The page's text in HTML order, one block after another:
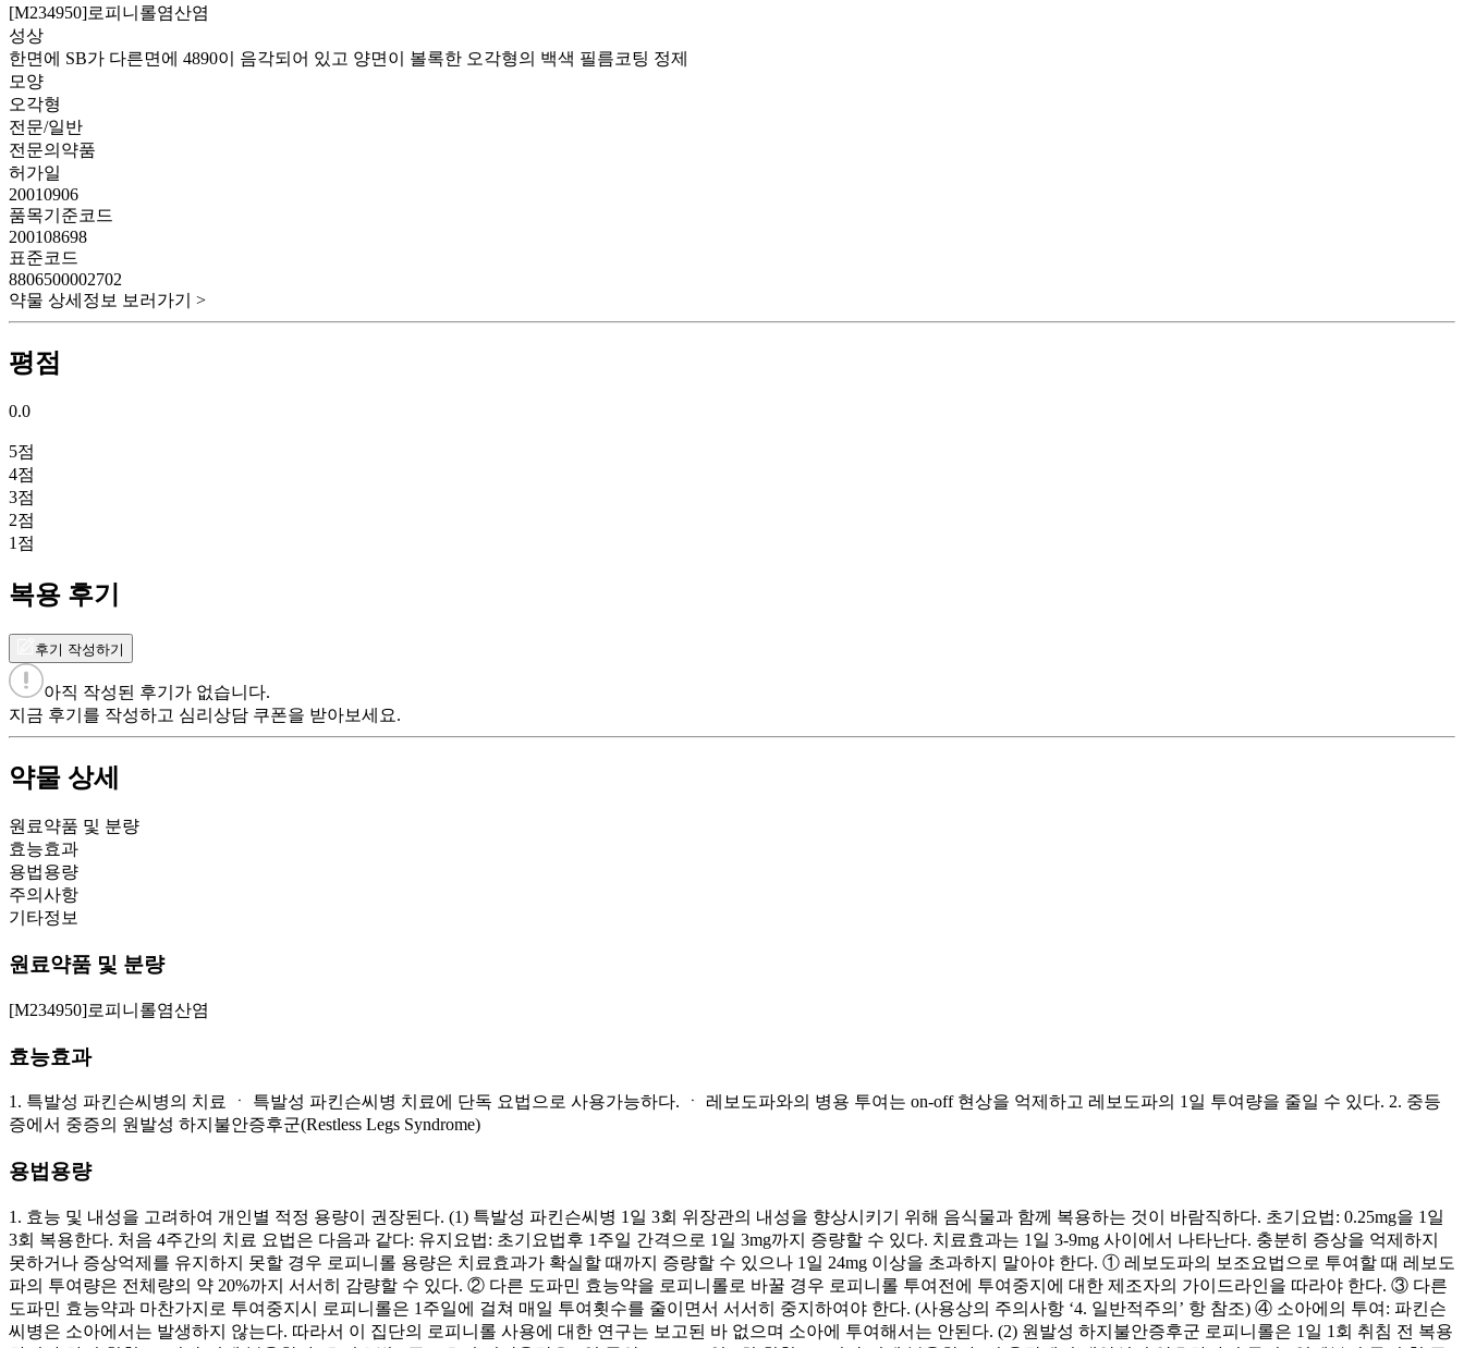
[M234950]로피니롤염산염
성상
한면에 SB가 다른면에 4890이 음각되어 있고 양면이 볼록한 오각형의 백색 필름코팅 정제
모양
오각형
전문/일반
전문의약품
허가일
20010906
품목기준코드
200108698
표준코드
8806500002702
약물 상세정보 보러가기 >
평점
0.0
5점
4점
3점
2점
1 점
복용 후기
후기 작성하기
아직 작성된 후기가 없습니다.
지금 후기를 작성하고 심리상담 쿠폰을 받아보세요.
약물 상세
원료약품 및 분량
효능효과
용법용량
주의사항
기타정보
원료약품 및 분량
[M234950]로피니롤염산염
효능효과
1. 특발성 파킨슨씨병의 치료 ㆍ 특발성 파킨슨씨병 치료에 단독 요법으로 사용가능하다. ㆍ 레보도파와의 병용 투여는 on-off 현상을 억제하고 레보도파의 1일 투여량을 줄일 수 있다. 2. 중등
증에서 중증의 원발성 하지불안증후군(Restless Legs Syndrome)
용법용량
1. 효능 및 내성을 고려하여 개인별 적정 용량이 권장된다. (1) 특발성 파킨슨씨병 1일 3회 위장관의 내성을 향상시키기 위해 음식물과 함께 복용하는 것이 바람직하다. 초기요법: 0.25mg을 1일
3회 복용한다. 처음 4주간의 치료 요법은 다음과 같다: 유지요법: 초기요법후 1주일 간격으로 1일 3mg까지 증량할 수 있다. 치료효과는 1일 3-9mg 사이에서 나타난다. 충분히 증상을 억제하지
못하거나 증상억제를 유지하지 못할 경우 로피니롤 용량은 치료효과가 확실할 때까지 증량할 수 있으나 1일 24mg 이상을 초과하지 말아야 한다. ① 레보도파의 보조요법으로 투여할 때 레보도
파의 투여량은 전체량의 약 20%까지 서서히 감량할 수 있다. ② 다른 도파민 효능약을 로피니롤로 바꿀 경우 로피니롤 투여전에 투여중지에 대한 제조자의 가이드라인을 따라야 한다. ③ 다른
도파민 효능약과 마찬가지로 투여중지시 로피니롤은 1주일에 걸쳐 매일 투여횟수를 줄이면서 서서히 중지하여야 한다. (사용상의 주의사항 ‘4. 일반적주의’ 항 참조) ④ 소아에의 투여: 파킨슨
씨병은 소아에서는 발생하지 않는다. 따라서 이 집단의 로피니롤 사용에 대한 연구는 보고된 바 없으며 소아에 투여해서는 안된다. (2) 원발성 하지불안증후군 로피니롤은 1일 1회 취침 전 복용